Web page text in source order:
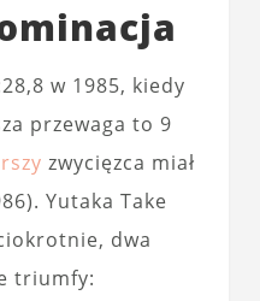
w 1985, kiedy
przewaga to 9
zwycięzca miał
Yutaka Take
dwa
triumfy: